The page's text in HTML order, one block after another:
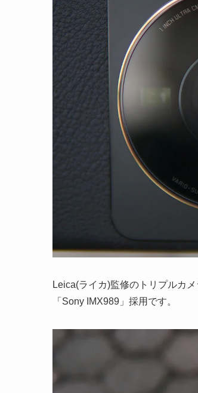
Leica(ライカ)監修のトリプルカ
「Sony IMX989」採用です。